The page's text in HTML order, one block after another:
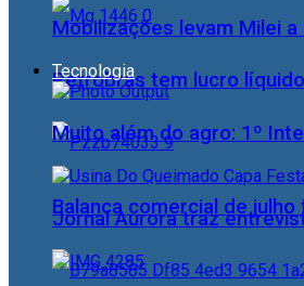
Petrobras tem lucro
Balança comercial de
Mobilizações levam Milei
Tecnologia
Muito além do agro: 1º
Jornal Aurora traz